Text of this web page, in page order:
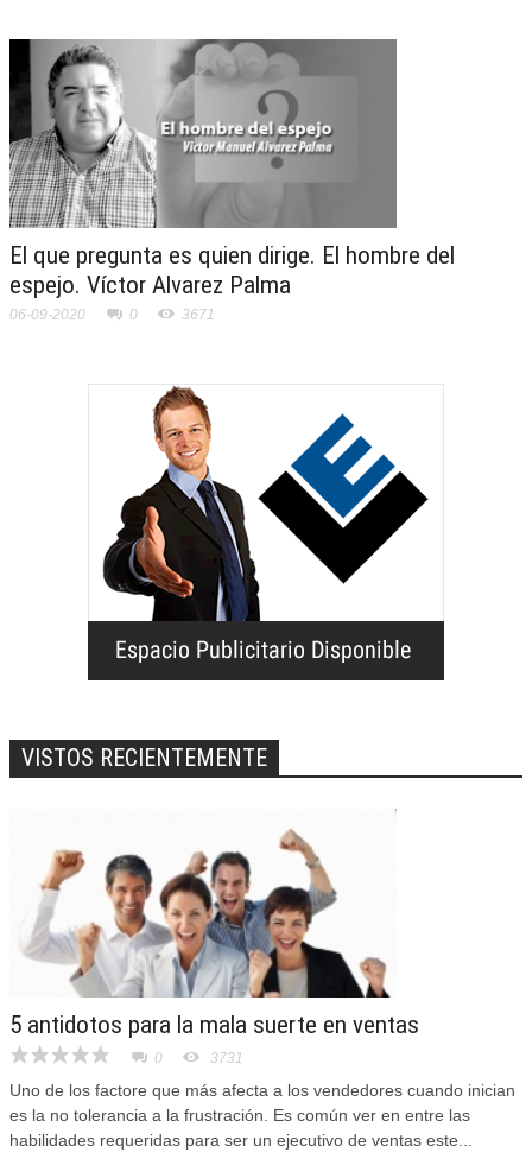
El que pregunta es quien dirige. El hombre del
espejo. Víctor Alvarez Palma
06-09-2020 0 3671
VISTOS RECIENTEMENTE
5 antidotos para la mala suerte en ventas
0 3731
Uno de los factore que más afecta a los vendedores cuando inician
es la no tolerancia a la frustración. Es común ver en entre las
habilidades requeridas para ser un ejecutivo de ventas este...